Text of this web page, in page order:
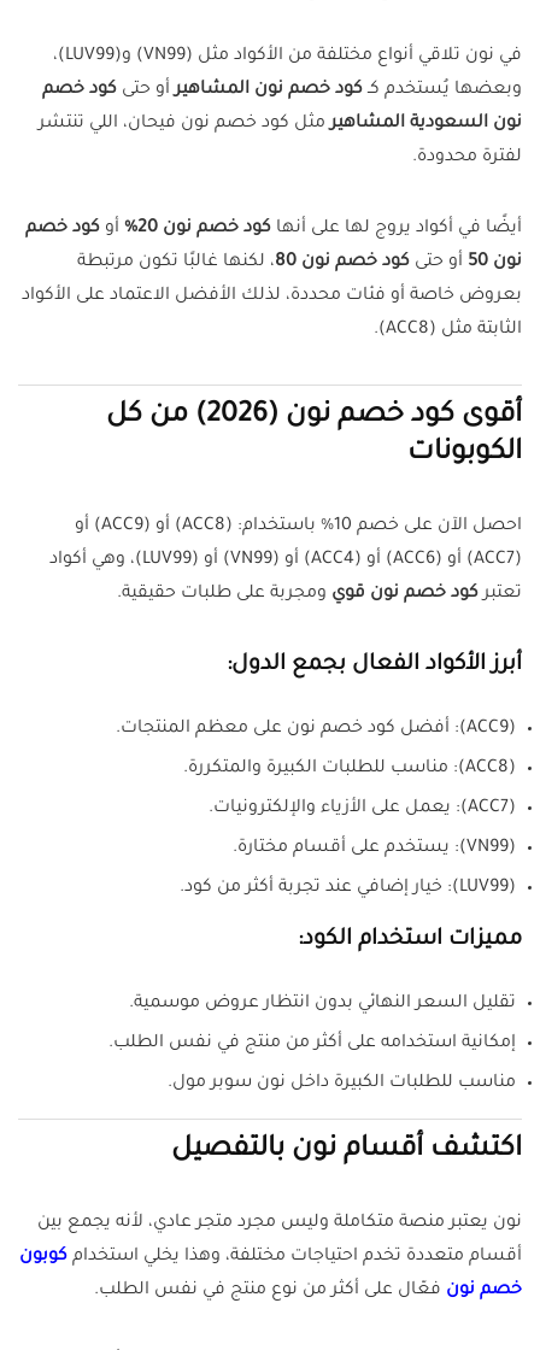
في نون تلاقي أنواع مختلفة من الأكواد مثل (VN99) و(LUV99)،
وبعضها يُستخدم كـكود خصم نون المشاهيرأو حتى كود خصم
نون السعودية المشاهيرمثل كود خصم نون فيحان، اللي تنتشر
لفترة محدودة.
أيضًا في أكواد يروج لها على أنها كود خصم نون 20% أو كود خصم
نون 50
أو حتى كود خصم نون 80
، لكنها غالبًا تكون مرتبطة
بعروض خاصة أو فئات محددة، لذلك الأفضل الاعتماد على الأكواد
الثابتة مثل (ACC8).
أقوى كود خصم نون (2026) من كل
الكوبونات
احصل الآن على خصم 10% باستخدام: (ACC8) أو (ACC9) أو
(ACC7) أو (ACC6) أو (ACC4) أو (VN99) أو (LUV99)، وهي أكواد
تعتبركود خصم نون قوي ومجربة على طلبات حقيقية.
أبرز الأكواد الفعال بجمع الدول:
(ACC9): أفضل كود خصم نون على معظم المنتجات.
(ACC8): مناسب للطلبات الكبيرة والمتكررة.
(ACC7): يعمل على الأزياء والإلكترونيات.
(VN99): يستخدم على أقسام مختارة.
(LUV99): خيار إضافي عند تجربة أكثر من كود.
مميزات استخدام الكود:
تقليل السعر النهائي بدون انتظار عروض موسمية.
إمكانية استخدامه على أكثر من منتج في نفس الطلب.
مناسب للطلبات الكبيرة داخل نون سوبر مول.
اكتشف أقسام نون بالتفصيل
نون يعتبر منصة متكاملة وليس مجرد متجر عادي، لأنه يجمع بين
أقسام متعددة تخدم احتياجات مختلفة، وهذا يخلي استخدام كوبون
خصم نون فعّال على أكثر من نوع منتج في نفس الطلب.